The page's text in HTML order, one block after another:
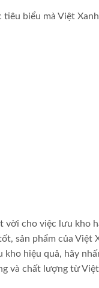
biểu mà Việt
cho việc lưu kho
sản phẩm của Việt
hiệu quả, hãy
và chất lượng từ